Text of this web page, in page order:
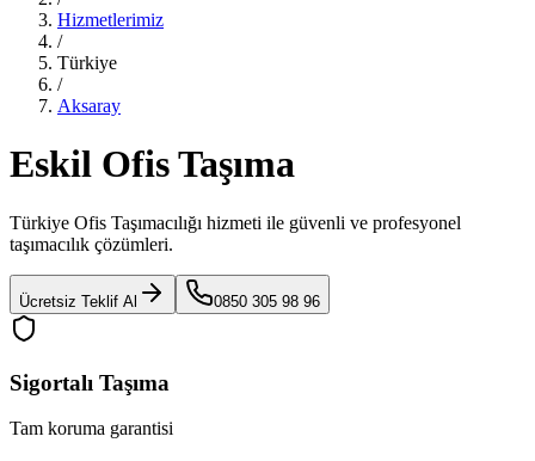
Hizmetlerimiz
/
Türkiye
/
Aksaray
Eskil Ofis Taşıma
Türkiye Ofis Taşımacılığı hizmeti ile güvenli ve profesyonel
taşımacılık çözümleri.
Ücretsiz Teklif Al 0850 305 98 96
Sigortalı Taşıma
Tam koruma garantisi